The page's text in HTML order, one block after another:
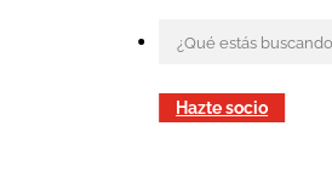
Hazte socio